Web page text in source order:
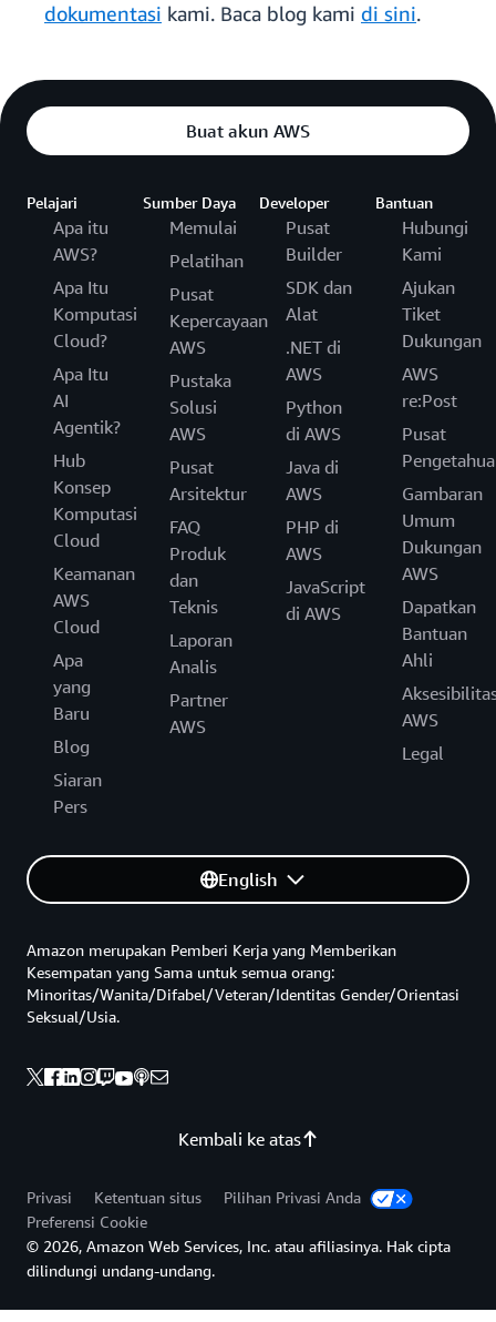
dokumentasi kami. Baca blog kami di sini.
Buat akun AWS
Pelajari
Apa itu
AWS?
Apa Itu
Komputasi
Cloud?
Apa Itu
AI
Agentik?
Hub
Konsep
Komputasi
Cloud
Keamanan
AWS
Cloud
Apa
yang
Baru
Blog
Siaran
Pers
Sumber Daya
Memulai
Pelatihan
Pusat
Kepercayaan
AWS
Pustaka
Solusi
AWS
Pusat
Arsitektur
FAQ
Produk
dan
Teknis
Laporan
Analis
Partner
AWS
Developer
Pusat
Builder
SDK dan
Alat
.NET di
AWS
Python
di AWS
Java di
AWS
PHP di
AWS
JavaScript
di AWS
Bantuan
Hubungi
Kami
Ajukan
Tiket
Dukungan
AWS
re:Post
Pusat
Gambaran
Umum
Dukungan
AWS
Dapatkan
Bantuan
Ahli
AWS
Legal
English
Kembali ke atas
Amazon merupakan Pemberi Kerja yang Memberikan
Kesempatan yang Sama untuk semua orang:
Minoritas/Wanita/Difabel/Veteran/Identitas Gender/Orientasi
Seksual/Usia.
Privasi Ketentuan situs
Pilihan Privasi Anda
Preferensi Cookie
© 2026, Amazon Web Services, Inc. atau afiliasinya. Hak cipta
dilindungi undang-undang.